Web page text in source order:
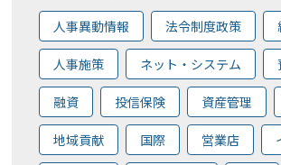
人事異動情報 法令制度政策
人事施策 ネット・システム
融資 投信保険 資産管理
地域貢献 国際 営業店